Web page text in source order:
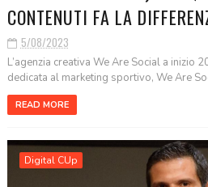
CONTENUTI FA LA
5/08/2023
L’agenzia creativa We Are Social a inizio
dedicata al marketing sportivo, We Are
READ MORE
Digital CUp